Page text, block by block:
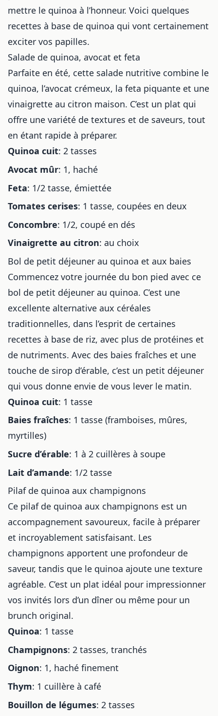
mettre le quinoa à l’honneur. Voici quelques
recettes à base de quinoa qui vont certainement
exciter vos papilles.
Salade de quinoa, avocat et feta
Parfaite en été, cette salade nutritive combine le
quinoa, l’avocat crémeux, la feta piquante et une
vinaigrette au citron maison. C’est un plat qui
offre une variété de textures et de saveurs, tout
en étant rapide à préparer.
Quinoa cuit: 2 tasses
Avocat mûr: 1, haché
Feta: 1/2 tasse, émiettée
Tomates cerises: 1 tasse, coupées en deux
Concombre: 1/2, coupé en dés
Vinaigrette au citron: au choix
Bol de petit déjeuner au quinoa et aux baies
Commencez votre journée du bon pied avec ce
bol de petit déjeuner au quinoa. C’est une
excellente alternative aux céréales
traditionnelles, dans l’esprit de certaines
recettes à base de riz, avec plus de protéines et
de nutriments. Avec des baies fraîches et une
touche de sirop d’érable, c’est un petit déjeuner
qui vous donne envie de vous lever le matin.
Quinoa cuit: 1 tasse
Baies fraîches: 1 tasse (framboises, mûres,
myrtilles)
Sucre d’érable: 1 à 2 cuillères à soupe
Lait d’amande: 1/2 tasse
Pilaf de quinoa aux champignons
Ce pilaf de quinoa aux champignons est un
accompagnement savoureux, facile à préparer
et incroyablement satisfaisant. Les
champignons apportent une profondeur de
saveur, tandis que le quinoa ajoute une texture
agréable. C’est un plat idéal pour impressionner
vos invités lors d’un dîner ou même pour un
brunch original.
Quinoa: 1 tasse
Champignons: 2 tasses, tranchés
Oignon: 1, haché finement
Thym: 1 cuillère à café
Bouillon de légumes: 2 tasses